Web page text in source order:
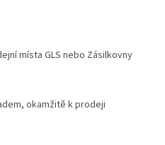
místa GLS nebo Zásilkovny
okamžitě k prodeji